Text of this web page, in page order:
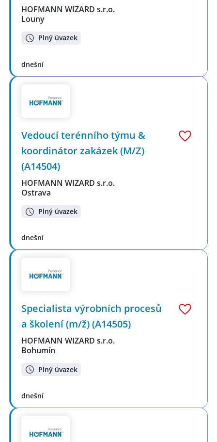
HOFMANN WIZARD s.r.o.
Louny
Plný úvazek
dnešní
Vedoucí terénního týmu &
koordinátor zakázek (M/Z)
(A14504)
HOFMANN WIZARD s.r.o.
Ostrava
Plný úvazek
dnešní
Specialista výrobních procesů
a školení (m/ž) (A14505)
HOFMANN WIZARD s.r.o.
Bohumín
Plný úvazek
dnešní